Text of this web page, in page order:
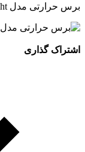
برس حرارتی مدل Simply Straight کد 091
اشتراک گذاری